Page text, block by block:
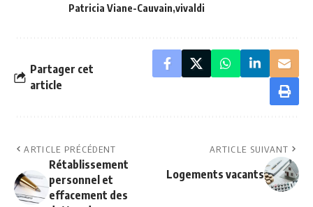
Patricia Viane-Cauvain vivaldi
Partager cet
article
ARTICLE PRÉCÉDENT
Rétablissement
personnel et
effacement des
ARTICLE SUIVANT
Logements vacants